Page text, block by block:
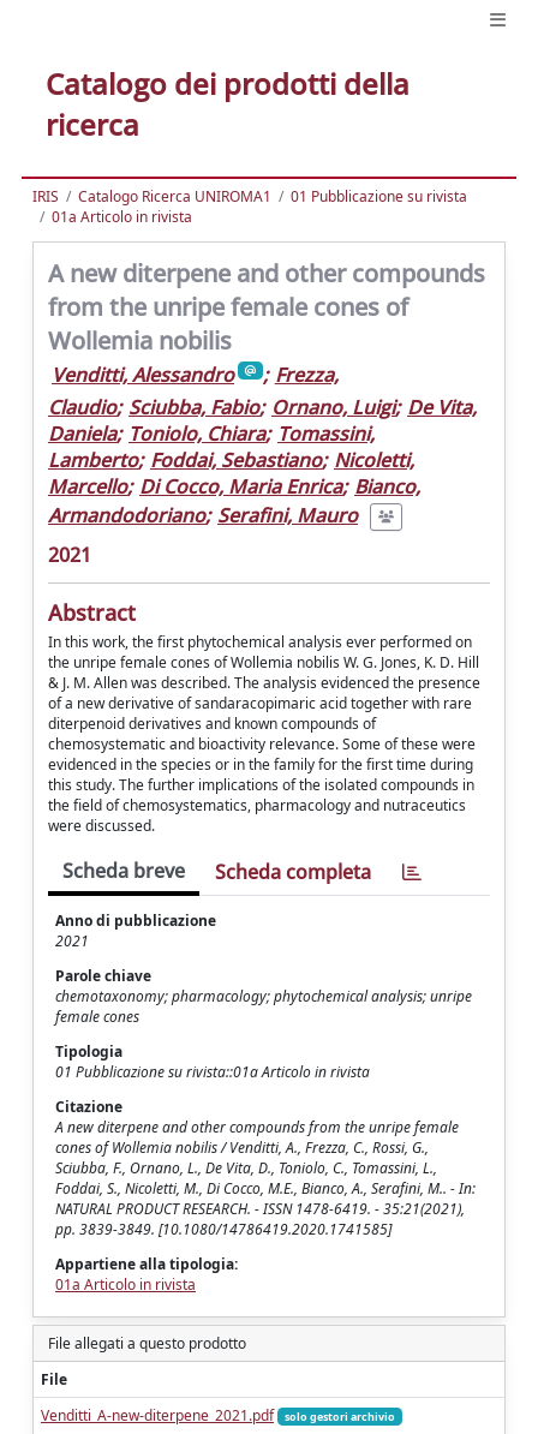
Catalogo dei prodotti della
ricerca
IRIS Catalogo Ricerca UNIROMA1
01 Pubblicazione su rivista
01a Articolo in rivista
A new diterpene and other compounds
from the unripe female cones of
Wollemia nobilis
Venditti, Alessandro ; Frezza,
Claudio; Sciubba, Fabio; Ornano, Luigi; De Vita,
Daniela; Toniolo, Chiara; Tomassini,
Lamberto; Foddai, Sebastiano; Nicoletti,
Marcello; Di Cocco, Maria Enrica; Bianco,
Armandodoriano; Serafini, Mauro
2021
Abstract
In this work, the first phytochemical analysis ever performed on
the unripe female cones of Wollemia nobilis W. G. Jones, K. D. Hill
& J. M. Allen was described. The analysis evidenced the presence
of a new derivative of sandaracopimaric acid together with rare
diterpenoid derivatives and known compounds of
chemosystematic and bioactivity relevance. Some of these were
evidenced in the species or in the family for the first time during
this study. The further implications of the isolated compounds in
the field of chemosystematics, pharmacology and nutraceutics
were discussed.
Scheda breve Scheda completa
Anno di pubblicazione
2021
Parole chiave
chemotaxonomy; pharmacology; phytochemical analysis; unripe
female cones
Tipologia
01 Pubblicazione su rivista::01a Articolo in rivista
Citazione
A new diterpene and other compounds from the unripe female
cones of Wollemia nobilis / Venditti, A., Frezza, C., Rossi, G.,
Sciubba, F., Ornano, L., De Vita, D., Toniolo, C., Tomassini, L.,
Foddai, S., Nicoletti, M., Di Cocco, M.E., Bianco, A., Serafini, M.. - In:
NATURAL PRODUCT RESEARCH. - ISSN 1478-6419. - 35:21(2021),
pp. 3839-3849. [10.1080/14786419.2020.1741585]
Appartiene alla tipologia:
01a Articolo in rivista
File allegati a questo prodotto
File
Venditti_A-new-diterpene_2021.pdf
solo gestori archivio